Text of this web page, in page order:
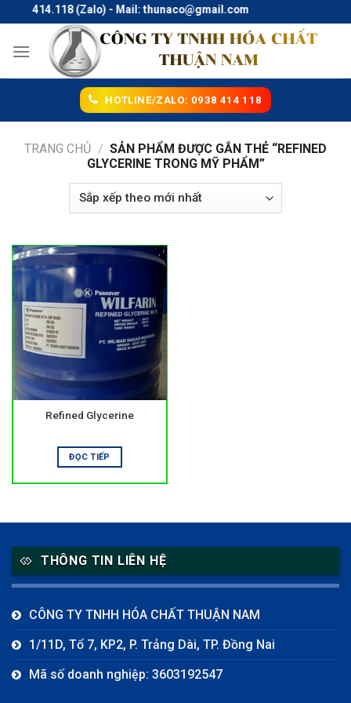
to
content
(Zalo) - Mail: thunaco@gmail.com
HOTLINE/ZALO: 0938 414 118
TRANG CHỦ / SẢN PHẨM ĐƯỢC GẮN THẺ “REFINED
GLYCERINE TRONG MỸ PHẨM”
Refined Glycerine
ĐỌC TIẾP
THÔNG TIN LIÊN HỆ
CÔNG TY TNHH HÓA CHẤT THUẬN NAM
1/11D, Tổ 7, KP2, P. Trảng Dài, TP. Đồng Nai
Mã số doanh nghiệp: 3603192547